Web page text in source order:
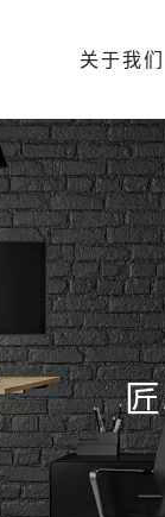
关于我们